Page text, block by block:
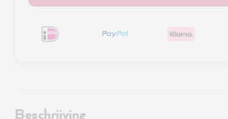
Beschrijving